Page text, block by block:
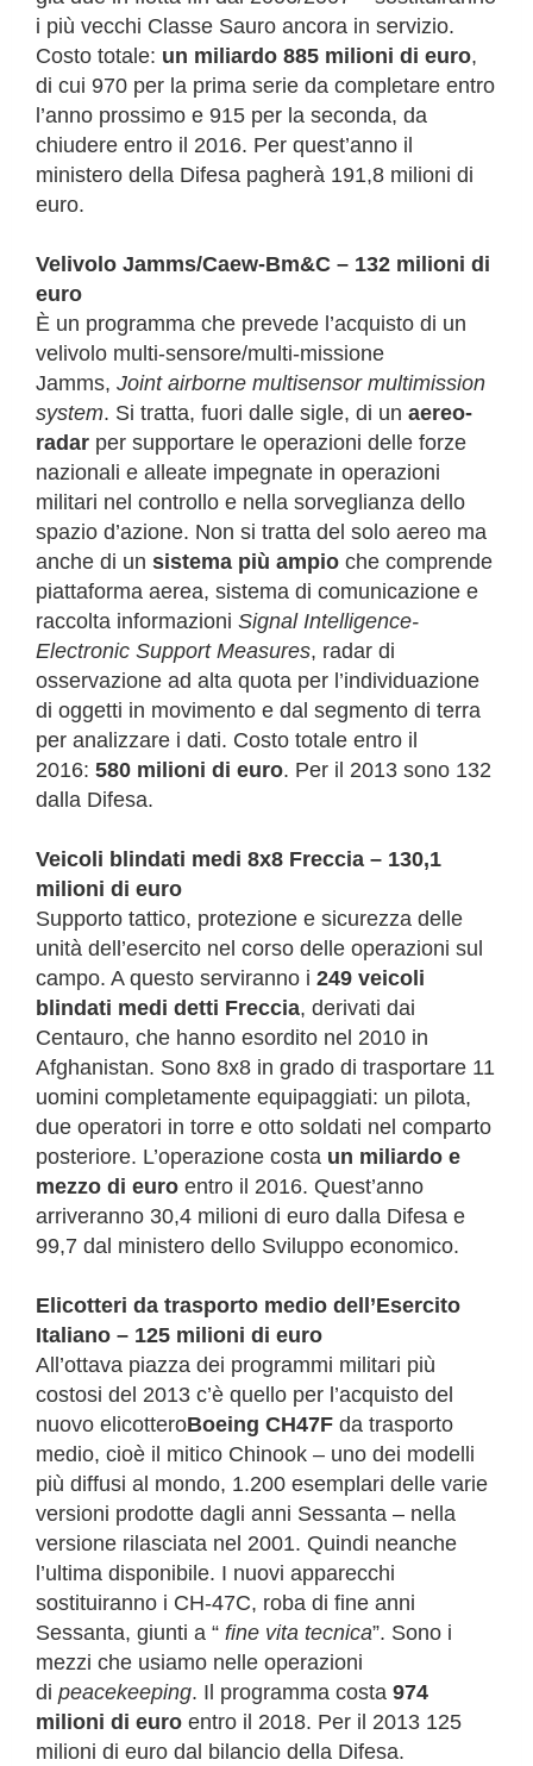
i più vecchi Classe Sauro ancora in servizio.
Costo totale: un miliardo 885 milioni di euro,
di cui 970 per la prima serie da completare entro
l’anno prossimo e 915 per la seconda, da
chiudere entro il 2016. Per quest’anno il
ministero della Difesa pagherà 191,8 milioni di
euro.
Velivolo Jamms/Caew-Bm&C – 132 milioni di
euro
È un programma che prevede l’acquisto di un
velivolo multi-sensore/multi-missione
Jamms, Joint airborne multisensor multimission
system. Si tratta, fuori dalle sigle, di un aereo-
radar per supportare le operazioni delle forze
nazionali e alleate impegnate in operazioni
militari nel controllo e nella sorveglianza dello
spazio d’azione. Non si tratta del solo aereo ma
anche di un sistema più ampio che comprende
piattaforma aerea, sistema di comunicazione e
raccolta informazioni Signal Intelligence-
Electronic Support Measures, radar di
osservazione ad alta quota per l’individuazione
di oggetti in movimento e dal segmento di terra
per analizzare i dati. Costo totale entro il
2016: 580 milioni di euro. Per il 2013 sono 132
dalla Difesa.
Veicoli blindati medi 8x8 Freccia – 130,1
milioni di euro
Supporto tattico, protezione e sicurezza delle
unità dell’esercito nel corso delle operazioni sul
campo. A questo serviranno i 249 veicoli
blindati medi detti Freccia, derivati dai
Centauro, che hanno esordito nel 2010 in
Afghanistan. Sono 8x8 in grado di trasportare 11
uomini completamente equipaggiati: un pilota,
due operatori in torre e otto soldati nel comparto
posteriore. L’operazione costa un miliardo e
mezzo di euro entro il 2016. Quest’anno
arriveranno 30,4 milioni di euro dalla Difesa e
99,7 dal ministero dello Sviluppo economico.
Elicotteri da trasporto medio dell’Esercito
Italiano – 125 milioni di euro
All’ottava piazza dei programmi militari più
costosi del 2013 c’è quello per l’acquisto del
nuovo elicotteroBoeing CH47F da trasporto
medio, cioè il mitico Chinook – uno dei modelli
più diffusi al mondo, 1.200 esemplari delle varie
versioni prodotte dagli anni Sessanta – nella
versione rilasciata nel 2001. Quindi neanche
l’ultima disponibile. I nuovi apparecchi
sostituiranno i CH-47C, roba di fine anni
Sessanta, giunti a “ fine vita tecnica”. Sono i
mezzi che usiamo nelle operazioni
di peacekeeping. Il programma costa 974
milioni di euro entro il 2018. Per il 2013 125
milioni di euro dal bilancio della Difesa.